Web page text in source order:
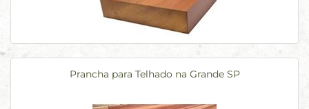
Prancha para Telhado na Grande SP